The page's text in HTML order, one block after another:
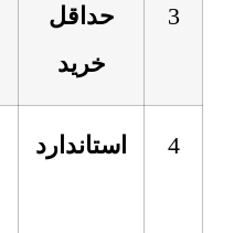
3
حداقل
خرید
4 استاندارد